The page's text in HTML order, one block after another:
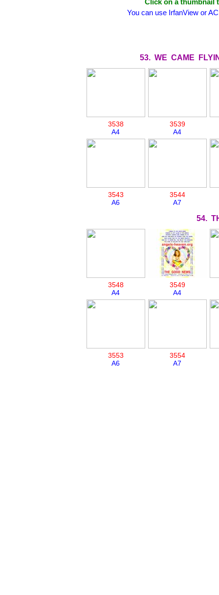
Click on a thumbnail
You can use IrfanView or
53. WE CAME
3538
A4
3539
A4
3543
A6
3544
A7
54.
3548
A4
3549
A4
3553
A6
3554
A7